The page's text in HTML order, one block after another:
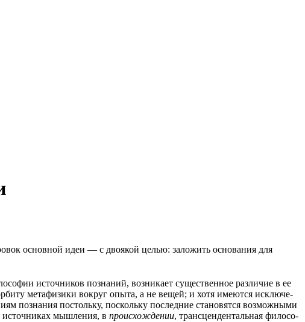
основ­ной идеи — с дво­я­кой целью: зало­жить осно­ва­ния для
источ­ни­ков позна­ний, воз­ни­ка­ет суще­ствен­ное раз­ли­чие в ее
мета­фи­зи­ки вокруг опы­та, а не вещей; и хотя име­ют­ся исклю­че­
позна­ния постоль­ку, посколь­ку послед­ние ста­но­вят­ся воз­мож­ны­ми
источ­ни­ках мыш­ле­ния, в про­ис­хож­де­нии, транс­цен­ден­таль­ная фило­со­